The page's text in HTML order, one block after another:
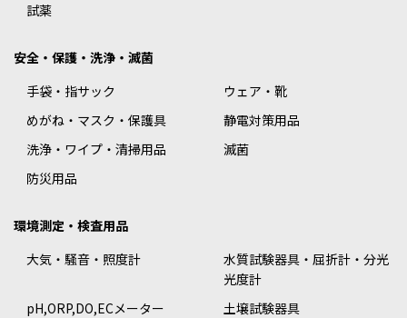
試薬
安全・保護・洗浄・滅菌
手袋・指サック
ウェア・靴
めがね・マスク・保護具
静電対策用品
洗浄・ワイプ・清掃用品
滅菌
防災用品
環境測定・検査用品
大気・騒音・照度計
水質試験器具・屈折計・分光
光度計
pH,ORP,DO,ECメーター
土壌試験器具